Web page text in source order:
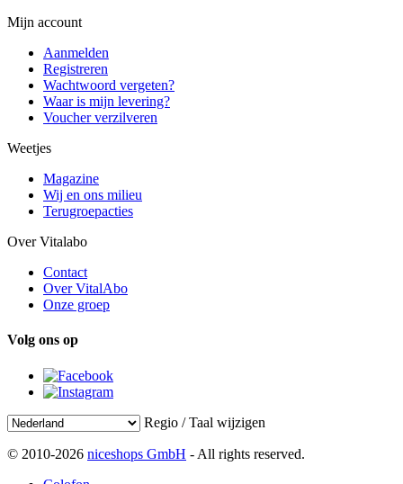
Mijn account
Aanmelden
Registreren
Wachtwoord vergeten?
Waar is mijn levering?
Voucher verzilveren
Weetjes
Magazine
Wij en ons milieu
Terugroepacties
Over Vitalabo
Contact
Over VitalAbo
Onze groep
Volg ons op
Regio / Taal wijzigen
© 2010-2026 niceshops GmbH - All rights reserved.